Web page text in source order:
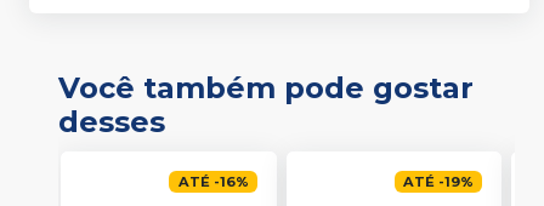
Você também pode gostar
desses
ATÉ -16% ATÉ -19%